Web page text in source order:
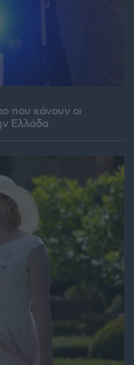
που κάνουν οι
Ελλάδα